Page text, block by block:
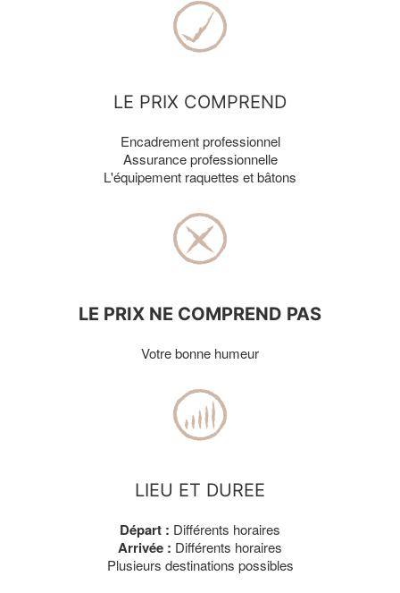
LE PRIX COMPREND
Encadrement professionnel
Assurance professionnelle
L'équipement raquettes et bâtons
LE PRIX NE COMPREND PAS
Votre bonne humeur
LIEU ET DUREE
Départ : Différents horaires
Arrivée : Différents horaires
Plusieurs destinations possibles